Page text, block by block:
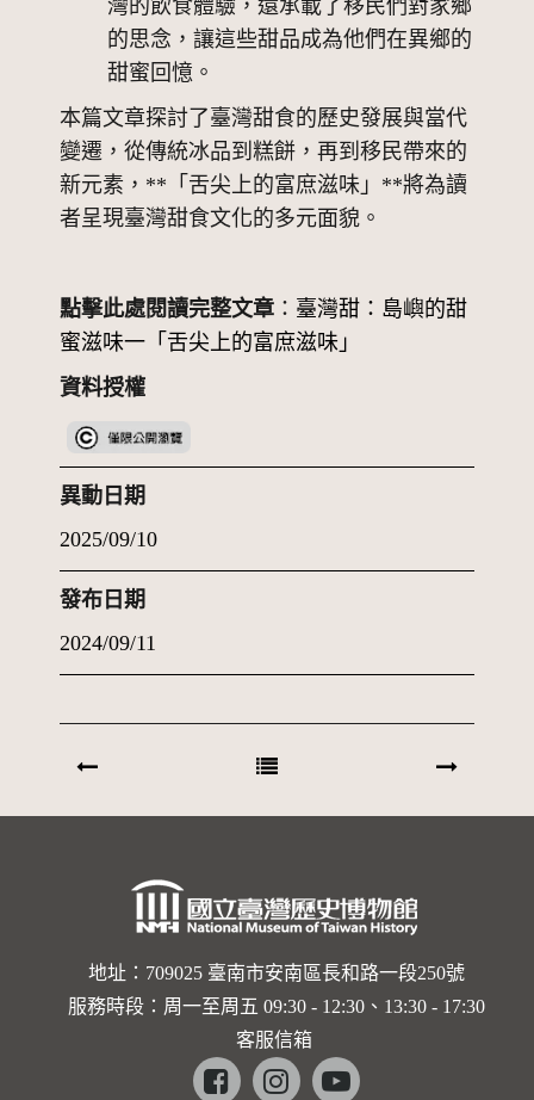
灣的飲食體驗，還承載了移民們對家鄉
的思念，讓這些甜品成為他們在異鄉的
甜蜜回憶。
本篇文章探討了臺灣甜食的歷史發展與當代
變遷，從傳統冰品到糕餅，再到移民帶來的
新元素，**「舌尖上的富庶滋味」**將為讀
者呈現臺灣甜食文化的多元面貌。
點擊此處閱讀完整文章 ： 臺灣甜：島嶼的甜
蜜滋味一「舌尖上的富庶滋味」
資料授權
異動日期
2025/09/10
發布日期
2024/09/11
地址：709025 臺南市安南區長和路一段250號
服務時段：周一至周五 09:30 - 12:30、13:30 - 17:30
客服信箱
Facebookinstagramyoutube